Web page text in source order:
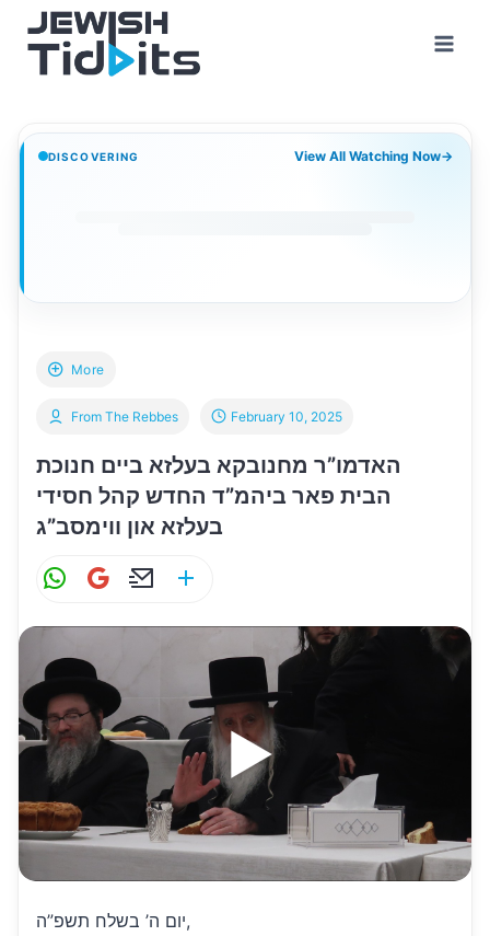
content
DISCOVERING View All Watching Now→
More
האדמו”ר מחנובקא בעלזא ביים חנוכת
הבית פאר ביהמ”ד החדש קהל חסידי
בעלזא און ווימסב”ג
From The Rebbes February 10, 2025
W
at
s
A
p
G
E
ar
e
יום ה’ בשלח תשפ”ה,